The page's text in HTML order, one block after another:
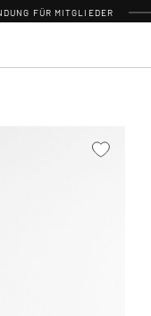
FÜR MITGLIEDER